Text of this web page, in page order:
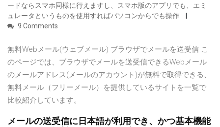
ードならスマホ同様に行えますし、スマホ版のアプリでも、エミ
ュレータというものを使用すればパソコンからでも操作
9 Comments
無料Webメール(ウェブメール) ブラウザでメールを送受信 こ
のページでは、ブラウザでメールを送受信できるWebメール
のメールアドレス(メールのアカウント)が無料で取得できる、
無料メール（フリーメール）を提供しているサイトを一覧で
比較紹介しています。
メールの送受信に日本語が利用でき、かつ基本機能